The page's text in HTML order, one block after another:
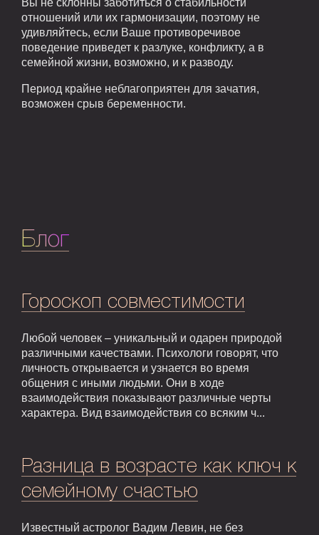
отношений или их гармонизации, поэтому не
удивляйтесь, если Ваше противоречивое
поведение приведет к разлуке, конфликту, а в
семейной жизни, возможно, и к разводу.
Период крайне неблагоприятен для зачатия,
возможен срыв беременности.
Блог
Гороскоп совместимости
Любой человек – уникальный и одарен природой
различными качествами. Психологи говорят, что
личность открывается и узнается во время
общения с иными людьми. Они в ходе
взаимодействия показывают различные черты
характера. Вид взаимодействия со всяким ч...
Разница в возрасте как ключ к
семейному счастью
Известный астролог Вадим Левин, не без